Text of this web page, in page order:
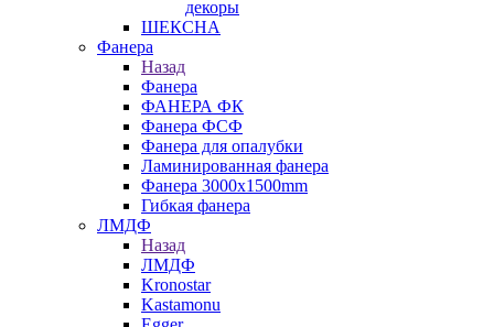
декоры
ШЕКСНА
Фанера
Назад
Фанера
ФАНЕРА ФК
Фанера ФСФ
Фанера для опалубки
Ламинированная фанера
Фанера 3000х1500mm
Гибкая фанера
ЛМДФ
Назад
ЛМДФ
Kronostar
Kastamonu